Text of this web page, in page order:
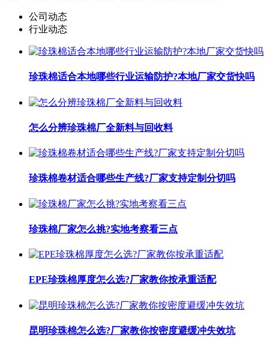
公司动态
行业动态
珍珠棉适合本地哪些行业运输防护?本地厂家交货快吗
怎么分辨珍珠棉厂全新料与回收料
珍珠棉卷材适合哪些生产线?厂家支持定制分切吗
珍珠棉厂家怎么挑?实地考察看三点
EPE珍珠棉厚度怎么选?厂家教你按承重适配
昆明珍珠棉怎么选?厂家教你按密度避缓冲失效坑